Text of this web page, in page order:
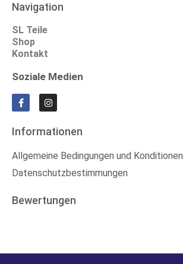
Navigation
SL Teile
Shop
Kontakt
Soziale Medien
Informationen
Allgemeine Bedingungen und Konditionen
Datenschutzbestimmungen
Bewertungen